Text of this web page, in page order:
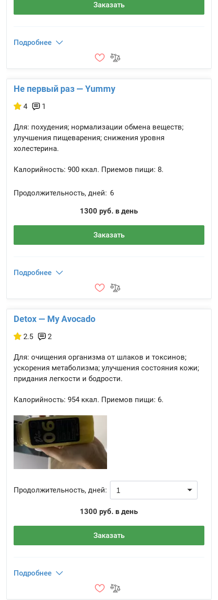
Заказать
Подробнее
Не первый раз — Yummy
4 1
Для: похудения; нормализации обмена веществ;
улучшения пищеварения; снижения уровня
холестерина.
Калорийность: 900 ккал. Приемов пищи: 8.
Продолжительность, дней: 6
1300 руб. в день
Заказать
Подробнее
Detox — My Avocado
2.5 2
Для: очищения организма от шлаков и токсинов;
ускорения метаболизма; улучшения состояния кожи;
придания легкости и бодрости.
Калорийность: 954 ккал. Приемов пищи: 6.
Продолжительность, дней:
1300 руб. в день
Заказать
Подробнее